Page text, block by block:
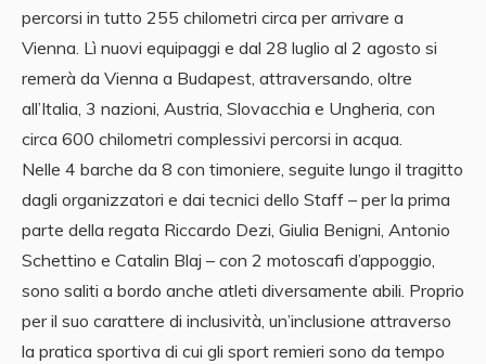
percorsi in tutto 255 chilometri circa per arrivare a
Vienna. Lì nuovi equipaggi e dal 28 luglio al 2 agosto si
remerà da Vienna a Budapest, attraversando, oltre
all’Italia, 3 nazioni, Austria, Slovacchia e Ungheria, con
circa 600 chilometri complessivi percorsi in acqua.
Nelle 4 barche da 8 con timoniere, seguite lungo il tragitto
dagli organizzatori e dai tecnici dello Staff – per la prima
parte della regata Riccardo Dezi, Giulia Benigni, Antonio
Schettino e Catalin Blaj – con 2 motoscafi d’appoggio,
sono saliti a bordo anche atleti diversamente abili. Proprio
per il suo carattere di inclusività, un’inclusione attraverso
la pratica sportiva di cui gli sport remieri sono da tempo